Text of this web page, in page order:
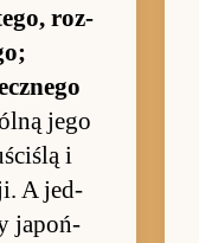
roz­
jego
i
A jed­
ja­poń­